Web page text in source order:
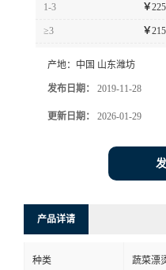
1-3 ￥
≥3 ￥
产地： 中国 山东潍坊
发布日期： 2019-11-28
更新日期： 2026-01-29
产品详请
种类 蔬菜漂